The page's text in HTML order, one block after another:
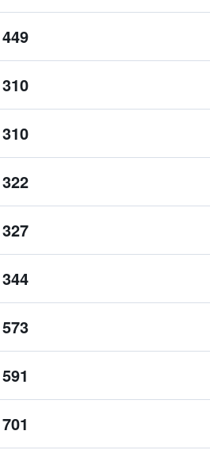
449 ﷼
310 ﷼
310 ﷼
322 ﷼
327 ﷼
344 ﷼
573 ﷼
591 ﷼
701 ﷼